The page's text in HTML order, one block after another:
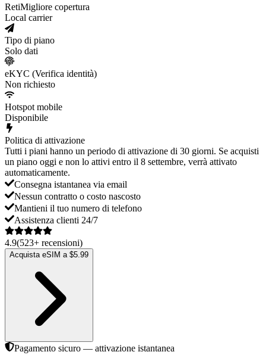
RetiMigliore copertura
Local carrier
Tipo di piano
Solo dati
eKYC (Verifica identità)
Non richiesto
Hotspot mobile
Disponibile
Politica di attivazione
Tutti i piani hanno un periodo di attivazione di 30 giorni. Se acquisti
un piano oggi e non lo attivi entro il 8 settembre, verrà attivato
automaticamente.
Consegna istantanea via email
Nessun contratto o costo nascosto
Mantieni il tuo numero di telefono
Assistenza clienti 24/7
4.9(523+ recensioni)
Acquista eSIM a $5.99
Pagamento sicuro — attivazione istantanea